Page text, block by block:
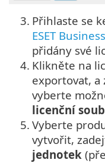
3. Přihlaste se
ESET
přidány své
4. Klikněte na
exportovat,
vyberte
licenční
5. Vyberte
vytvořit,
jednotek